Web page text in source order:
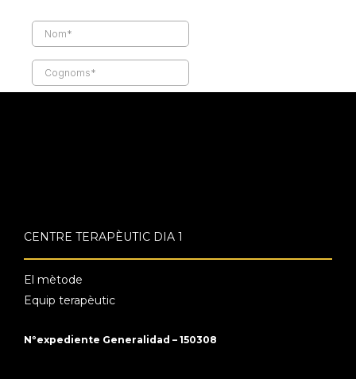
CENTRE TERAPÈUTIC DIA 1
El mètode
Equip terapèutic
Nºexpediente Generalidad – 150308